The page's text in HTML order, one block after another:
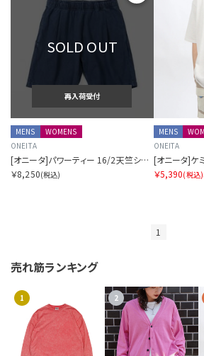
SOLD OUT
再入荷受付
MENS
WOMENS
ONEITA
[オニータ]パワーティー 16/2天竺ショーツ
￥8,250(税込)
MENS
ONEITA
￥5,390(税込)
1
売れ筋ランキング
1 2